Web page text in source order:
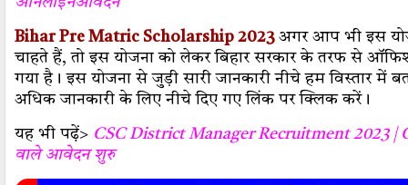
Bihar Pre Matric Scholarship 2023 अगर आप भी इस
चाहते हैं, तो इस योजना को लेकर बिहार सरकार के तरफ से
गया है। इस योजना से जुड़ी सारी जानकारी नीचे हम विस्तार में
अधिक जानकारी के लिए नीचे दिए गए लिंक पर क्लिक करें।
यह भी पढ़ें> CSC District Manager Recruitment 2023 |
वाले आवेदन शुरु